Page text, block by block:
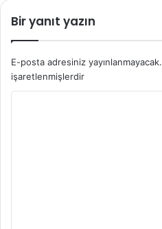
Bir yanıt yazın
E-posta adresiniz yayınlanmayacak.
işaretlenmişlerdir